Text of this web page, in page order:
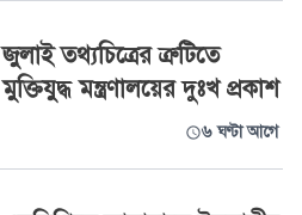
জুলাই তথ্যচিত্রের ত্রুটিতে
মুক্তিযুদ্ধ মন্ত্রণালয়ের দুঃখ প্রকাশ
৬ ঘণ্টা আগে